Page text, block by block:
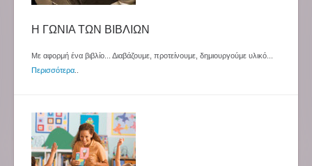
Η ΓΩΝΙΑ ΤΩΝ ΒΙΒΛΙΩΝ
Με αφορμή ένα βιβλίο... Διαβάζουμε, προτείνουμε, δημιουργούμε υλικό...
Περισσότερα